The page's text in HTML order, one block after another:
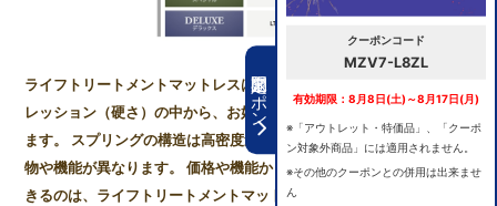
期間限定クーポン
クーポンコード
MZV7-L8ZL
有効期限：8月8日(土)～8月17日(月)
※「アウトレット・特価品」、「クーポ
ン対象外商品」には適用されません。
※その他のクーポンとの併用は出来ませ
ん
ライフトリートメントマットレスは、4つのグレード、3つのコンプ
レッション（硬さ）の中から、お好みのマットレスをお選びいただけ
ます。 スプリングの構造は高密度連続スプリングのまま、各種詰め
物や機能が異なります。 価格や機能からマットレスを選ぶことがで
きるのは、ライフトリートメントマットレスの大きな特徴です。